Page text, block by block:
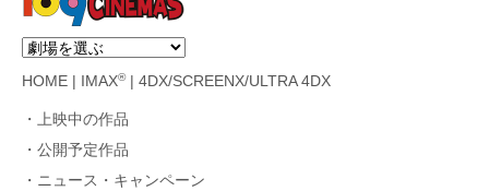
HOME IMAX®| 4DX/SCREENX/ULTRA 4DX
上映中の作品
公開予定作品
ニュース・キャンペーン